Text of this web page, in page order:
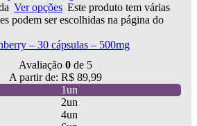
Ver opções Este produto tem várias
podem ser escolhidas na página do
– 30 cápsulas – 500mg
Avaliação 0 de 5
A partir de: R$ 89,99
1un
2un
4un